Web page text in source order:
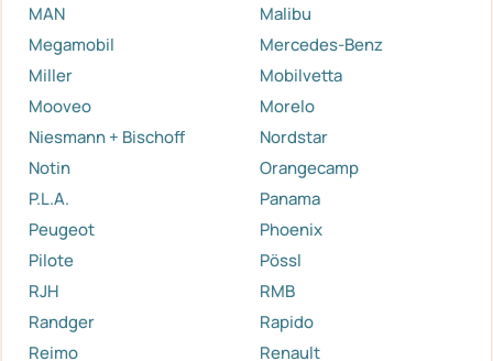
MAN
Malibu
Megamobil
Mercedes-Benz
Miller
Mobilvetta
Mooveo
Morelo
Niesmann + Bischoff
Nordstar
Notin
Orangecamp
P.L.A.
Panama
Peugeot
Phoenix
Pilote
Pössl
RJH
RMB
Randger
Rapido
Reimo
Renault